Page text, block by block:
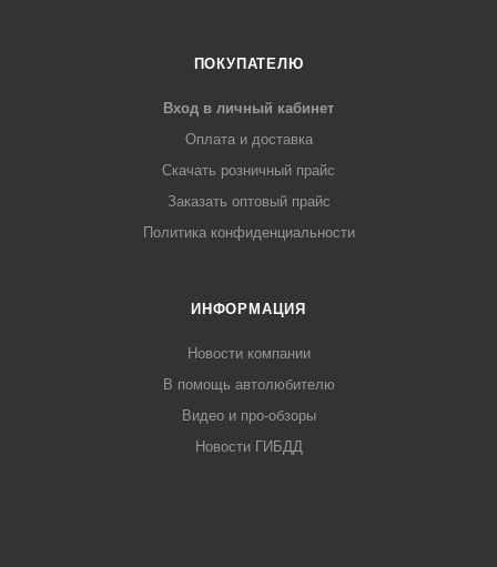
ПОКУПАТЕЛЮ
Вход в личный кабинет
Оплата и доставка
Скачать розничный прайс
Заказать оптовый прайс
Политика конфиденциальности
ИНФОРМАЦИЯ
Новости компании
В помощь автолюбителю
Видео и про-обзоры
Новости ГИБДД